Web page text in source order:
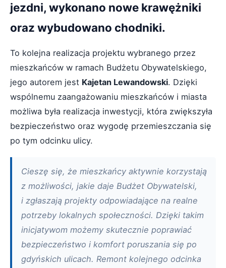
jezdni, wykonano nowe krawężniki
oraz wybudowano chodniki.
To kolejna realizacja projektu wybranego przez
mieszkańców w ramach Budżetu Obywatelskiego,
jego autorem jest Kajetan Lewandowski. Dzięki
wspólnemu zaangażowaniu mieszkańców i miasta
możliwa była realizacja inwestycji, która zwiększyła
bezpieczeństwo oraz wygodę przemieszczania się
po tym odcinku ulicy.
Cieszę się, że mieszkańcy aktywnie korzystają
z możliwości, jakie daje Budżet Obywatelski,
i zgłaszają projekty odpowiadające na realne
potrzeby lokalnych społeczności. Dzięki takim
inicjatywom możemy skutecznie poprawiać
bezpieczeństwo i komfort poruszania się po
gdyńskich ulicach. Remont kolejnego odcinka